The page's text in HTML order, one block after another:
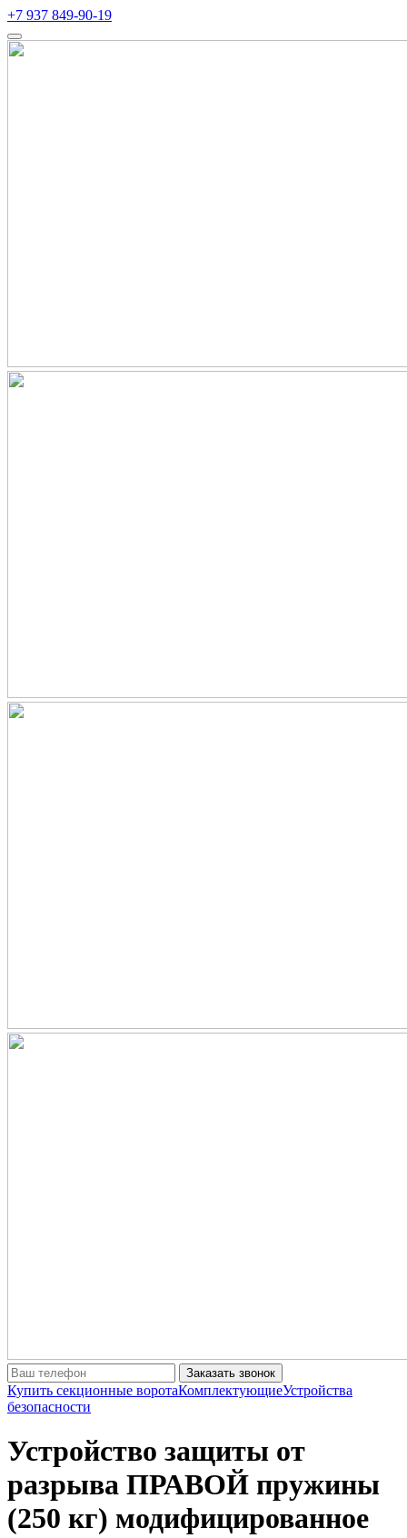
+7 937 849-90-19
Заказать звонок
Купить секционные воротаКомплектующиеУстройства
безопасности
Устройство защиты от
разрыва ПРАВОЙ пружины
(250 кг) модифицированное